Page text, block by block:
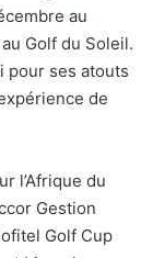
au
Golf du Soleil.
pour ses atouts
de
l’Afrique du
Gestion
Golf Cup